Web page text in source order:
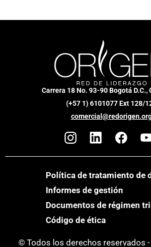
Carrera 18 No. 93-90 Bogotá D.C.,
(+57 1) 6101077 Ext 128/
Política de tratamiento de
Informes de gestión
Documentos de régimen
Código de ética
© Todos los derechos reservados -